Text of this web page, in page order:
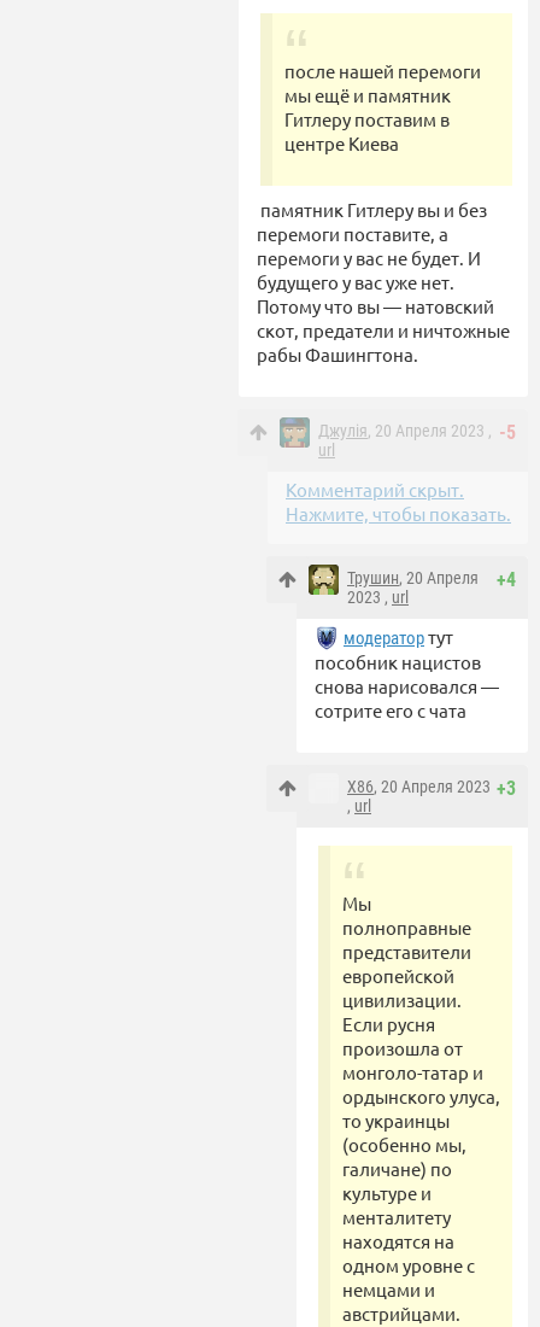
после нашей перемоги
мы ещё и памятник
Гитлеру поставим в
центре Киева
памятник Гитлеру вы и без
перемоги поставите, а
перемоги у вас не будет. И
будущего у вас уже нет.
Потому что вы — натовский
скот, предатели и ничтожные
рабы Фашингтона.
-5
Джулiя, 20 Апреля 2023 ,
url
Комментарий скрыт.
Нажмите, чтобы показать.
+4
Трушин, 20 Апреля
2023 , url
модератортут
пособник нацистов
снова нарисовался —
сотрите его с чата
+3
X86, 20 Апреля 2023
, url
Мы
полноправные
представители
европейской
цивилизации.
Если русня
произошла от
монголо-татар и
ордынского улуса,
то украинцы
(особенно мы,
галичане) по
культуре и
менталитету
находятся на
одном уровне с
немцами и
австрийцами.